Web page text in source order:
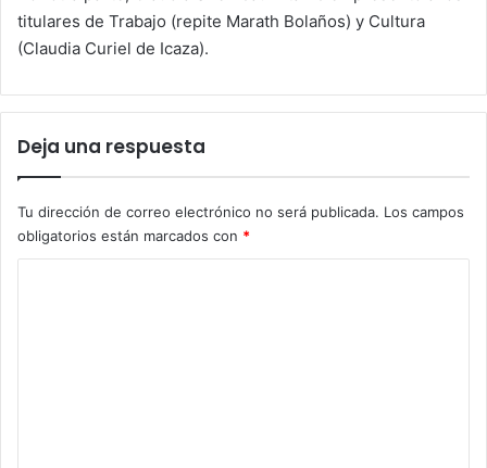
titulares de Trabajo (repite Marath Bolaños) y Cultura
(Claudia Curiel de Icaza).
Deja una respuesta
Tu dirección de correo electrónico no será publicada. Los campos
obligatorios están marcados con *